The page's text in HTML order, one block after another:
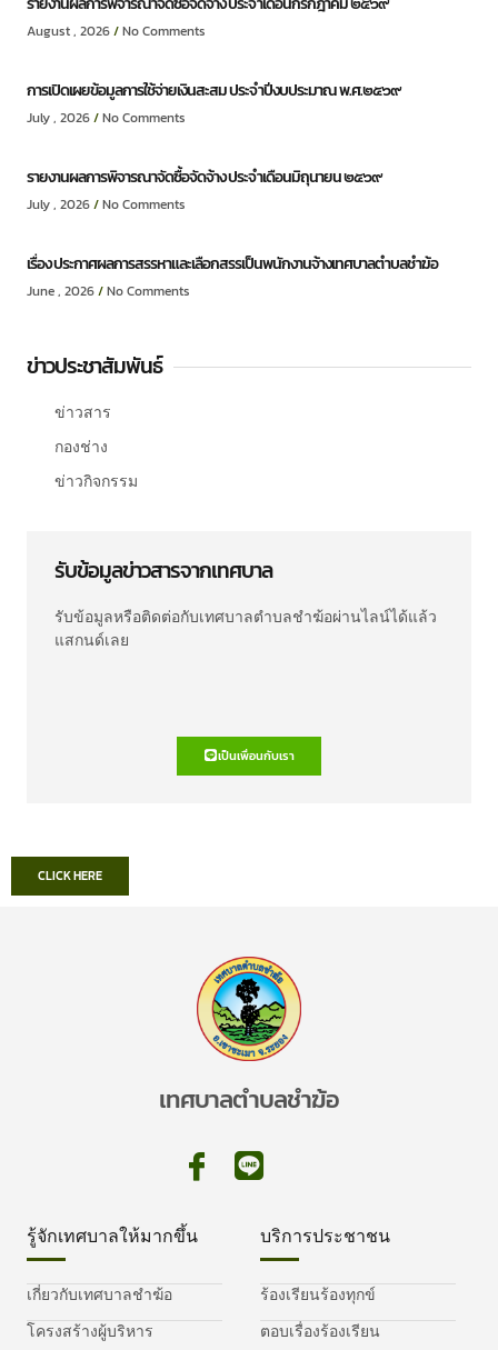
August , 2026 No Comments
การเปิดเผยข้อมูลการใช้จ่ายเงินสะสม ประจำปีงบประมาณ พ.ศ.๒๕๖๙
July , 2026 No Comments
รายงานผลการพิจารณาจัดซื้อจัดจ้าง ประจำเดือนมิถุนายน ๒๕๖๙
July , 2026 No Comments
เรื่อง ประกาศผลการสรรหาและเลือกสรรเป็นพนักงานจ้างเทศบาลตำบลชำฆ้อ
June , 2026 No Comments
ข่าวประชาสัมพันธ์
ข่าวสาร
กองช่าง
ข่าวกิจกรรม
รับข้อมูลข่าวสารจากเทศบาล
รับข้อมูลหรือติดต่อกับเทศบาลตำบลชำฆ้อผ่านไลน์ได้แล้ว
แสกนด์เลย
เป็นเพื่อนกับเรา
CLICK HERE
เทศบาลตำบลชำฆ้อ
รู้จักเทศบาลให้มากขึ้น
เกี่ยวกับเทศบาลชำฆ้อ
โครงสร้างผู้บริหาร
บริการประชาชน
ร้องเรียนร้องทุกข์
ตอบเรื่องร้องเรียน